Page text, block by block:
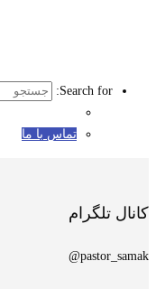
Search for:
تماس با ما
کانال تلگرام
pastor_samak@